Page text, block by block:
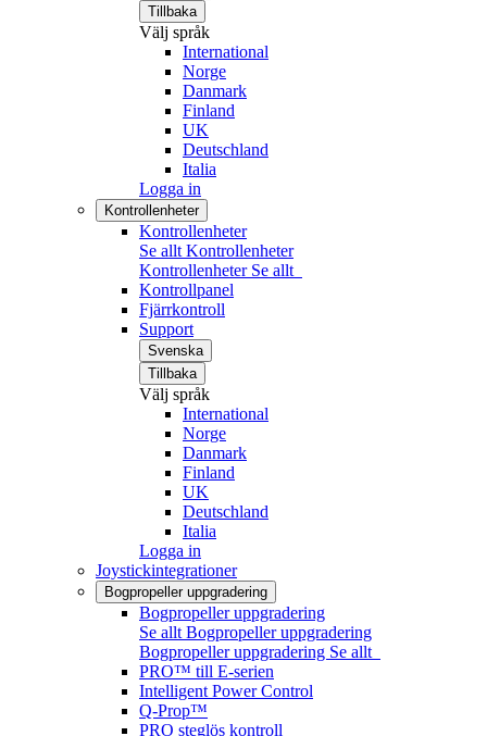
Tillbaka
Välj språk
International
Norge
Danmark
Finland
UK
Deutschland
Italia
Logga in
Kontrollenheter
Kontrollenheter
Se allt Kontrollenheter
Kontrollenheter Se allt
Kontrollpanel
Fjärrkontroll
Support
Svenska
Tillbaka
Välj språk
International
Norge
Danmark
Finland
UK
Deutschland
Italia
Logga in
Joystickintegrationer
Bogpropeller uppgradering
Bogpropeller uppgradering
Se allt Bogpropeller uppgradering
Bogpropeller uppgradering Se allt
PRO™ till E-serien
Intelligent Power Control
Q-Prop™
PRO steglös kontroll